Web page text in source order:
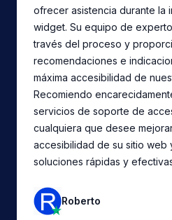
ofrecer asistencia durante la
widget. Su equipo de
través del proceso y
recomendaciones e
máxima accesibilidad de
Recomiendo
servicios de soporte de
cualquiera que desee
accesibilidad de su sitio web
soluciones rápidas y
Roberto